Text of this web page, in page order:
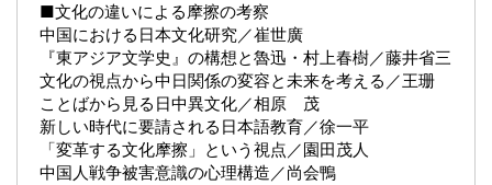
■文化の違いによる摩擦の考察
中国における日本文化研究／崔世廣
『東アジア文学史』の構想と魯迅・村上春樹／藤井省三
文化の視点から中日関係の変容と未来を考える／王珊
ことばから見る日中異文化／相原 茂
新しい時代に要請される日本語教育／徐一平
「変革する文化摩擦」という視点／園田茂人
中国人戦争被害意識の心理構造／尚会鴨